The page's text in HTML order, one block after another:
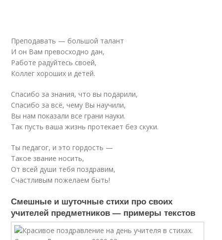
Преподавать — большой талант
И он Вам превосходно дан,
Работе радуйтесь своей,
Коллег хороших и детей.
Спасибо за знания, что вы подарили,
Спасибо за всё, чему Вы научили,
Вы нам показали все грани науки.
Так пусть ваша жизнь протекает без скуки.
Ты педагог, и это гордость —
Такое звание носить,
От всей души тебя поздравим,
Счастливым пожелаем быть!
Смешные и шуточные стихи про своих
учителей предметников — примеры текстов